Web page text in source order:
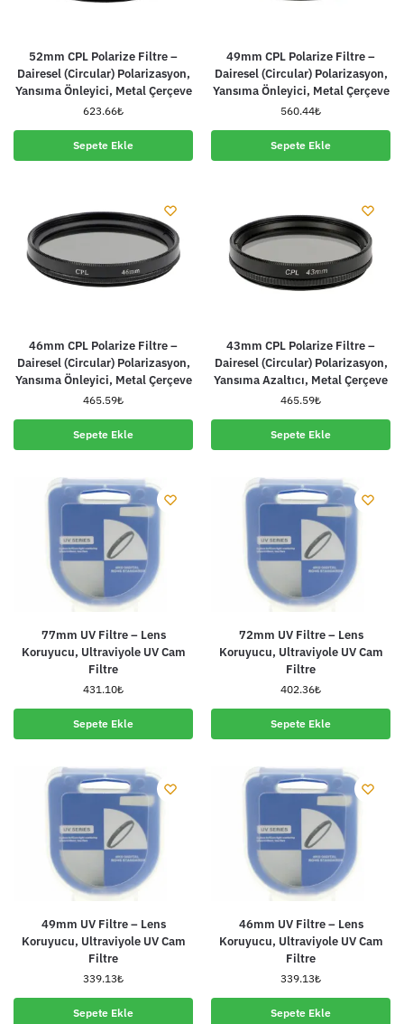
52mm CPL Polarize Filtre –
Dairesel (Circular) Polarizasyon,
Yansıma Önleyici, Metal Çerçeve
623.66₺
Sepete Ekle
49mm CPL Polarize Filtre –
Dairesel (Circular) Polarizasyon,
Yansıma Önleyici, Metal Çerçeve
560.44₺
Sepete Ekle
46mm CPL Polarize Filtre –
Dairesel (Circular) Polarizasyon,
Yansıma Önleyici, Metal Çerçeve
465.59₺
Sepete Ekle
43mm CPL Polarize Filtre –
Dairesel (Circular) Polarizasyon,
Yansıma Azaltıcı, Metal Çerçeve
465.59₺
Sepete Ekle
77mm UV Filtre – Lens
Koruyucu, Ultraviyole UV Cam
Filtre
431.10₺
Sepete Ekle
72mm UV Filtre – Lens
Koruyucu, Ultraviyole UV Cam
Filtre
402.36₺
Sepete Ekle
49mm UV Filtre – Lens
Koruyucu, Ultraviyole UV Cam
Filtre
339.13₺
Sepete Ekle
46mm UV Filtre – Lens
Koruyucu, Ultraviyole UV Cam
Filtre
339.13₺
Sepete Ekle